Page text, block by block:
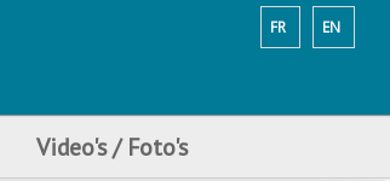
EN
FR
Video's / Foto's